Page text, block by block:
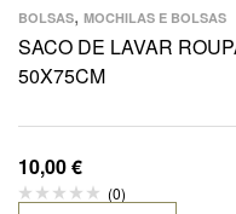
BOLSAS, MOCHILAS E BOLSAS
SACO DE LAVAR
50X75CM
10,00€
(0)